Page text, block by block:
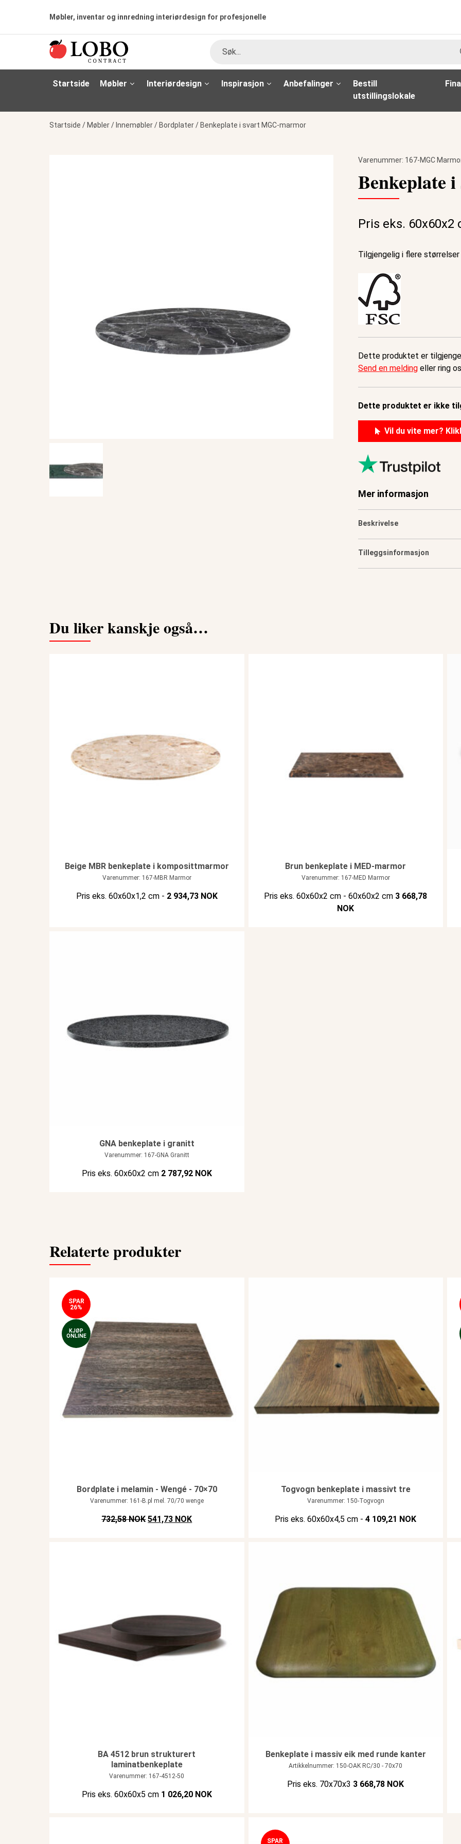
Møbler, inventar og innredning interiørdesign for profesjonelle
Startside Møbler Interiørdesign Inspirasjon Anbefalinger
Bestill
utstillingslokale
Startside / Møbler/ Innemøbler/ Bordplater/ Benkeplate i svart MGC-marmor
Varenummer: 167-MGC
Benkeplate
Pris eks.
Tilgjengelig i flere størrelser
Dette produktet er
Send en melding eller ring
Dette produktet er ikke
Vil du vite mer?
Mer informasjon
Beskrivelse
Tilleggsinformasjon
Du liker kanskje også…
Beige MBR benkeplate i komposittmarmor
Varenummer: 167-MBR Marmor
Pris eks. 60x60x1,2 cm - 2 934,73 NOK
Brun benkeplate i MED-marmor
Varenummer: 167-MED Marmor
Pris eks. 60x60x2 cm - 60x60x2 cm 3 668,78
NOK
GNA benkeplate i granitt
Varenummer: 167-GNA Granitt
Pris eks. 60x60x2 cm 2 787,92 NOK
Relaterte produkter
SPAR
26%
KJØP
ONLINE
Bordplate i melamin - Wengé - 70×70
Varenummer: 161-B.pl mel. 70/70 wenge
732,58 NOKOpprinnelig pris var: NOK 732,58.
541,73 NOKNåværende pris er: NOK 541,73.
Togvogn benkeplate i massivt tre
Varenummer: 150-Togvogn
Pris eks. 60x60x4,5 cm -4 109,21 NOK
BA 4512 brun strukturert
laminatbenkeplate
Varenummer: 167-4512-50
Pris eks. 60x60x5 cm 1 026,20 NOK
Benkeplate i massiv eik med runde kanter
Artikkelnummer: 150-OAK RC/30 - 70x70
Pris eks. 70x70x3 3 668,78 NOK
SPAR